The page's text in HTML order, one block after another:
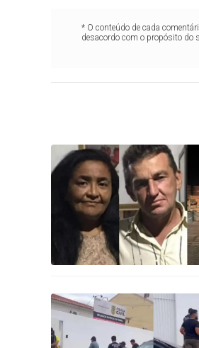
* O conteúdo de cada
desacordo com o propósito do